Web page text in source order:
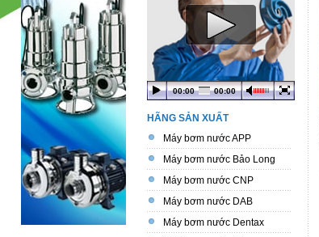
00:00 00:00
HÃNG SẢN XUẤT
Máy bơm nước APP
Máy bơm nước Bảo Long
Máy bơm nước CNP
Máy bơm nước DAB
Máy bơm nước Dentax